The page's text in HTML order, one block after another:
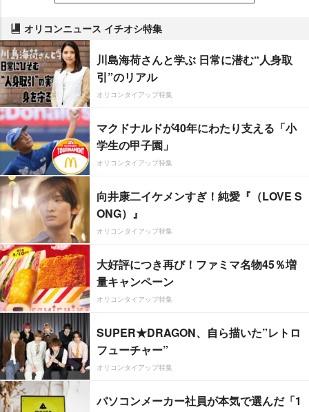
オリコンニュース イチオシ特集
川島海荷さんと学ぶ 日常に潜む“人身取
引”のリアル
オリコンタイアップ特集
マクドナルドが40年にわたり支える「小
学生の甲子園」
オリコンタイアップ特集
向井康二イケメンすぎ！純愛『（LOVE S
ONG）』
オリコンタイアップ特集
大好評につき再び！ファミマ名物45％増
量キャンペーン
オリコンタイアップ特集
SUPER★DRAGON、自ら描いた”レトロ
フューチャー”
オリコンタイアップ特集
パソコンメーカー社員が本気で選んだ「1